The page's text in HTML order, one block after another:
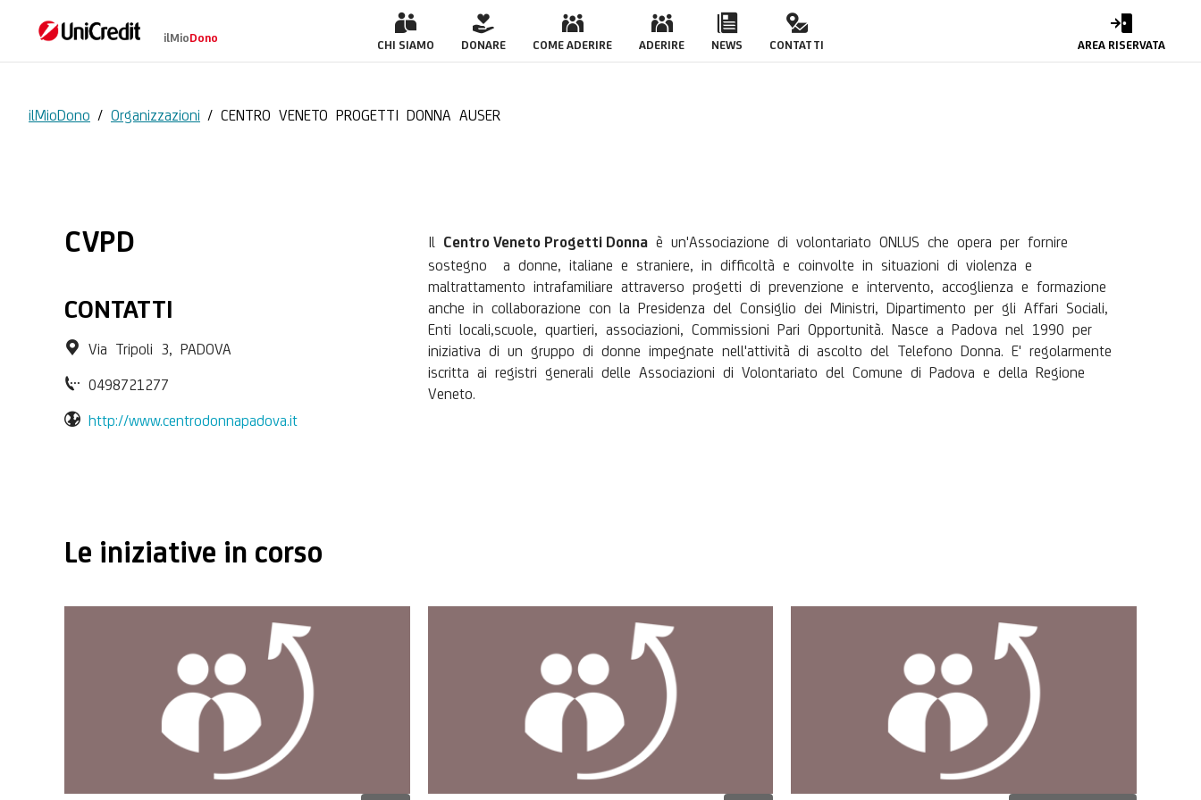
CENTRO VENETO PROGETTI DONNA AUSER
ilMioDono
CHI SIAMO DONARE COME ADERIRE ADERIRE NEWS CONTATTI AREA RISERVATA
ilMioDono / Organizzazioni / CENTRO VENETO PROGETTI DONNA AUSER
CVPD
CONTATTI
Via Tripoli 3, PADOVA
0498721277
http://www.centrodonnapadova.it
Il Centro Veneto Progetti Donnaè un'Associazione di volontariato ONLUS che opera per fornire
sostegno a donne, italiane e straniere, in difficoltà e coinvolte in situazioni di violenza e
maltrattamento intrafamiliare attraverso progetti di prevenzione e intervento, accoglienza e formazione
anche in collaborazione con la Presidenza del Consiglio dei Ministri, Dipartimento per gli Affari Sociali,
Enti locali,scuole, quartieri, associazioni, Commissioni Pari Opportunità . Nasce a Padova nel 1990 per
iniziativa di un gruppo di donne impegnate nell'attività di ascolto del Telefono Donna. E' regolarmente
iscritta ai registri generali delle Associazioni di Volontariato del Comune di Padova e della Regione
Veneto.
Le iniziative in corso